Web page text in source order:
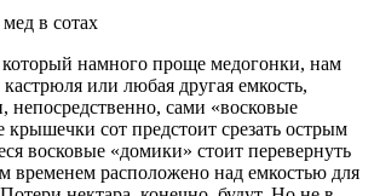
намного проще медогонки, нам
или любая другая емкость,
непосредственно, сами «восковые
сот предстоит срезать острым
восковые «домики» стоит перевернуть
временем расположено над емкостью для